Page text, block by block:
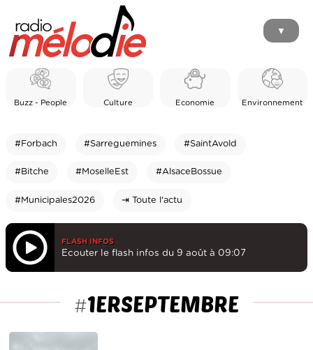
▼
Buzz - People Culture Economie Environnement
#Forbach #Sarreguemines #SaintAvold
#Bitche #MoselleEst #AlsaceBossue
#Municipales2026 ⇥ Toute l'actu
FLASH INFOS
Ecouter le flash infos du 9 août à 09:07
#1ERSEPTEMBRE